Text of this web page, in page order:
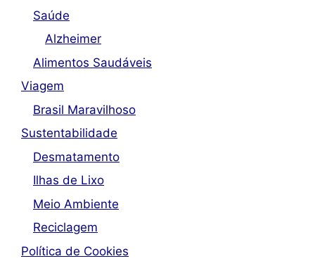
Saúde
Alzheimer
Alimentos Saudáveis
Viagem
Brasil Maravilhoso
Sustentabilidade
Desmatamento
Ilhas de Lixo
Meio Ambiente
Reciclagem
Política de Cookies